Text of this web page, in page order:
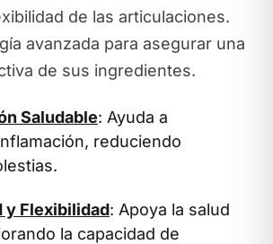
de las articulaciones.
avanzada para asegurar una
de sus ingredientes.
Saludable: Ayuda a
reduciendo
y Flexibilidad: Apoya la salud
la capacidad de